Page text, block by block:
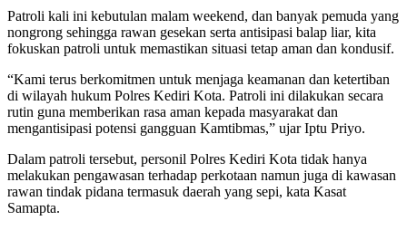
Patroli kali ini kebutulan malam weekend, dan banyak pemuda yang
nongrong sehingga rawan gesekan serta antisipasi balap liar, kita
fokuskan patroli untuk memastikan situasi tetap aman dan kondusif.
“Kami terus berkomitmen untuk menjaga keamanan dan ketertiban
di wilayah hukum Polres Kediri Kota. Patroli ini dilakukan secara
rutin guna memberikan rasa aman kepada masyarakat dan
mengantisipasi potensi gangguan Kamtibmas,” ujar Iptu Priyo.
Dalam patroli tersebut, personil Polres Kediri Kota tidak hanya
melakukan pengawasan terhadap perkotaan namun juga di kawasan
rawan tindak pidana termasuk daerah yang sepi, kata Kasat
Samapta.